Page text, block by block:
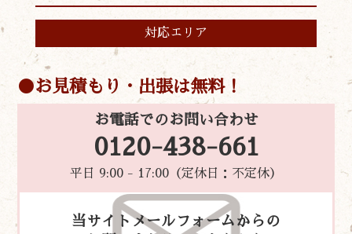
対応エリア
お見積もり・出張は無料！
お電話でのお問い合わせ
0120-438-661
平日 9:00 - 17:00（定休日：不定休）
当サイトメールフォームからの